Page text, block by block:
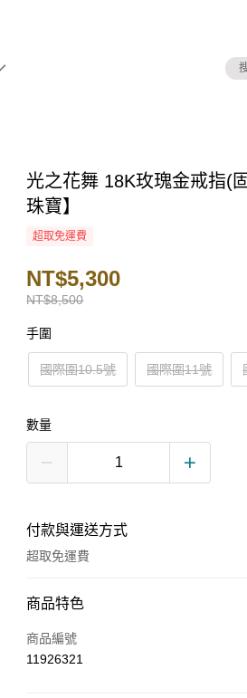
光之花舞 18K玫瑰金戒指(
珠寶】
超取免運費
NT$8,500
NT$5,300
手圍
國際圍10.5號 國際圍11號
數量
付款與運送方式
超取免運費
付款方式
信用卡一次付款
商品特色
商品編號
11926321